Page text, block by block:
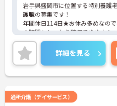
岩手県盛岡市に位置する特別養護
護職の募集です！
年間休日114日★お休み多めなの
の時間もしっかり確保できます！
マイカー通勤OKなので、通勤も
福利厚生が整っておりますので安
ただけます。
ご確認お願い致します。
詳細を見る
通所介護（デイサービス）